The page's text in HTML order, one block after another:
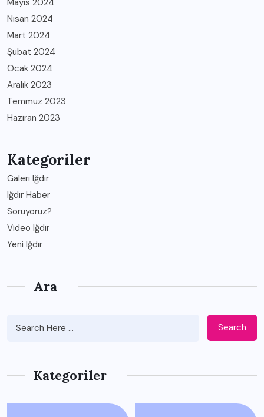
Nisan 2024
Mart 2024
Şubat 2024
Ocak 2024
Aralık 2023
Temmuz 2023
Haziran 2023
Kategoriler
Galeri Iğdır
Iğdır Haber
Soruyoruz?
Video Iğdır
Yeni Iğdır
Ara
Search
Kategoriler